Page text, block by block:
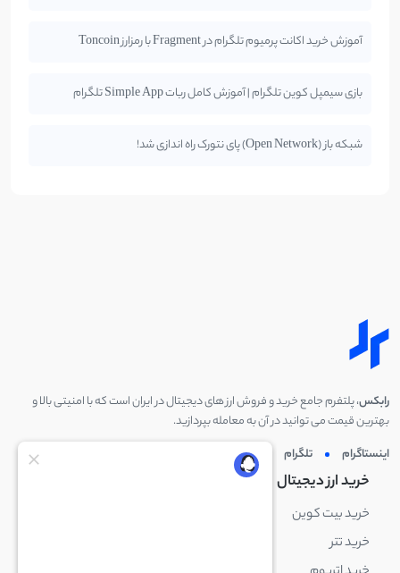
آموزش خرید اکانت پرمیوم تلگرام در Fragment با رمزارز Toncoin
بازی سیمپل کوین تلگرام | آموزش کامل ربات Simple App تلگرام
شبکه باز (Open Network) پای نتورک راه اندازی شد!
رابکس، پلتفرم جامع خرید و فروش ارز های دیجیتال در ایران است که با امنیتی بالا و
بهترین قیمت می توانید در آن به معامله بپردازید.
اینستاگرام
تلگرام توئیتر
خرید ارز دیجیتال
خرید بیت کوین
خرید تتر